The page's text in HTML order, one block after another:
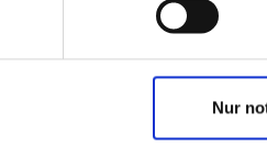
Nur
will be exhibiting at SPS
year, the international